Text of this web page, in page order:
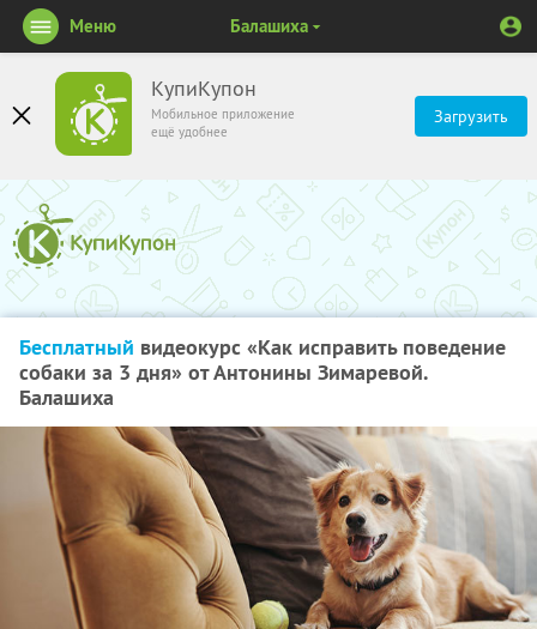
КупиКупон
Мобильное приложение
ещё удобнее
Загрузить
Меню Балашиха
Бесплатный видеокурс «Как исправить поведение
собаки за 3 дня» от Антонины Зимаревой.
Балашиха